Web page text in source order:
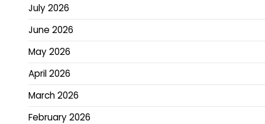
July 2026
June 2026
May 2026
April 2026
March 2026
February 2026